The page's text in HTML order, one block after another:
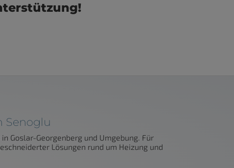
Senoglu
Goslar-Georgenberg und Umgebung. Für
Lösungen rund um Heizung und